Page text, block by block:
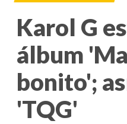
Karol G
álbum
bonito';
'TQG'